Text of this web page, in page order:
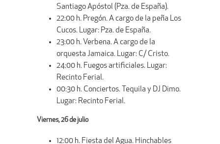
Santiago Apóstol (Pza. de España).
22:00 h. Pregón. A cargo de la peña Los
Cucos. Lugar: Pza. de España.
23:00 h. Verbena. A cargo de la
orquesta Jamaica. Lugar: C/ Cristo.
24:00 h. Fuegos artificiales. Lugar:
Recinto Ferial.
00:30 h. Conciertos. Tequila y DJ Dimo.
Lugar: Recinto Ferial.
Viernes, 26 de julio
12:00 h. Fiesta del Agua. Hinchables